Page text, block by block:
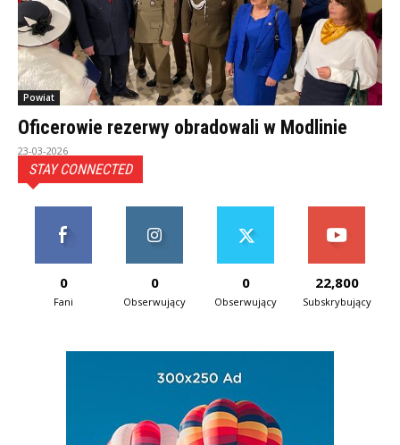
Powiat
Oficerowie rezerwy obradowali w Modlinie
23-03-2026
STAY CONNECTED
0
Fani
0
Obserwujący
0
Obserwujący
22,800
Subskrybujący